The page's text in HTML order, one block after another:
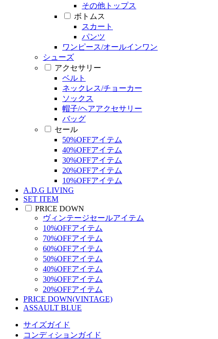
その他トップス
ボトムス
スカート
パンツ
ワンピース/オールインワン
シューズ
アクセサリー
ベルト
ネックレス/チョーカー
ソックス
帽子/ヘアアクセサリー
バッグ
セール
50%OFFアイテム
40%OFFアイテム
30%OFFアイテム
20%OFFアイテム
10%OFFアイテム
A.D.G LIVING
SET ITEM
PRICE DOWN
ヴィンテージセールアイテム
10%OFFアイテム
70%OFFアイテム
60%OFFアイテム
50%OFFアイテム
40%OFFアイテム
30%OFFアイテム
20%OFFアイテム
PRICE DOWN(VINTAGE)
ASSAULT BLUE
サイズガイド
コンディションガイド